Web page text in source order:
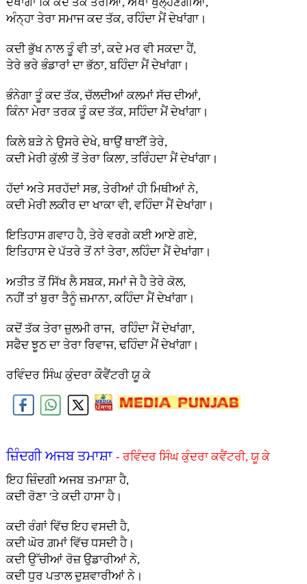
ਦੇਖਾਂਗਾ ਕਿ ਕਦ ਤੱਕ ਤੇਰੀਆਂ, ਅੱਖਾਂ ਖੁੱਲ੍ਹਣਗੀਆਂ,
ਅੰਨ੍ਹਾ ਤੇਰਾ ਸਮਾਜ ਕਦ ਤੱਕ, ਰਹਿੰਦਾ ਮੈਂ ਦੇਖਾਂਗਾ।
ਕਦੀ ਭੁੱਖ ਨਾਲ ਤੂੰ ਵੀ ਤਾਂ, ਕਦੇ ਮਰ ਵੀ ਸਕਦਾ ਹੈਂ,
ਤੇਰੇ ਭਰੇ ਭੰਡਾਰਾਂ ਦਾ ਭੱਠਾ, ਬਹਿੰਦਾ ਮੈਂ ਦੇਖਾਂਗਾ।
ਭੰਨੇਗਾ ਤੂੰ ਕਦ ਤੱਕ, ਚੱਲਦੀਆਂ ਕਲਮਾਂ ਸੱਚ ਦੀਆਂ,
ਕਿੰਨਾ ਮੇਰਾ ਤਰਕ ਤੂੰ ਕਦ ਤੱਕ, ਸਹਿੰਦਾ ਮੈਂ ਦੇਖਾਂਗਾ।
ਕਿਲੇ ਬੜੇ ਨੇ ਉਸਰੇ ਦੇਖੇ, ਥਾਉਂ ਥਾਈਂ ਤੇਰੇ,
ਕਦੀ ਮੇਰੀ ਕੁੱਲੀ ਤੋਂ ਤੇਰਾ ਕਿਲਾ, ਤਰਿੰਹਦਾ ਮੈਂ ਦੇਖਾਂਗਾ।
ਹੱਦਾਂ ਅਤੇ ਸਰਹੱਦਾਂ ਸਭ, ਤੇਰੀਆਂ ਹੀ ਮਿਥੀਆਂ ਨੇ,
ਕਦੀ ਮੇਰੀ ਲਕੀਰ ਦਾ ਖਾਕਾ ਵੀ, ਵਹਿੰਦਾ ਮੈਂ ਦੇਖਾਂਗਾ।
ਇਤਿਹਾਸ ਗਵਾਹ ਹੈ, ਤੇਰੇ ਵਰਗੇ ਕਈ ਆਏ ਗਏ,
ਇਤਿਹਾਸ ਦੇ ਪੱਤਰੇ ਤੋਂ ਨਾਂ ਤੇਰਾ, ਲਹਿੰਦਾ ਮੈਂ ਦੇਖਾਂਗਾ।
ਅਤੀਤ ਤੋਂ ਸਿੱਖ ਲੈ ਸਬਕ, ਸਮਾਂ ਜੇ ਹੈ ਤੇਰੇ ਕੋਲ,
ਨਹੀਂ ਤਾਂ ਬੁਰਾ ਤੈਨੂੰ ਜ਼ਮਾਨਾ, ਕਹਿੰਦਾ ਮੈਂ ਦੇਖਾਂਗਾ।
ਕਦੋਂ ਤੱਕ ਤੇਰਾ ਜ਼ੁਲਮੀ ਰਾਜ, ਰਹਿੰਦਾ ਮੈਂ ਦੇਖਾਂਗਾ,
ਸਫੈਦ ਝੂਠ ਦਾ ਤੇਰਾ ਰਿਵਾਜ, ਢਹਿੰਦਾ ਮੈਂ ਦੇਖਾਂਗਾ।
ਰਵਿੰਦਰ ਸਿੰਘ ਕੁੰਦਰਾ ਕੌਵੈਂਟਰੀ ਯੂ ਕੇ
ਜ਼ਿੰਦਗੀ ਅਜਬ ਤਮਾਸ਼ਾ - ਰਵਿੰਦਰ ਸਿੰਘ ਕੁੰਦਰਾ ਕਵੈਂਟਰੀ, ਯੂ ਕੇ
ਇਹ ਜ਼ਿੰਦਗੀ ਅਜਬ ਤਮਾਸ਼ਾ ਹੈ,
ਕਦੀ ਰੋਣਾ 'ਤੇ ਕਦੀ ਹਾਸਾ ਹੈ।
ਕਦੀ ਰੰਗਾਂ ਵਿੱਚ ਇਹ ਵਸਦੀ ਹੈ,
ਕਦੀ ਘੋਰ ਗ਼ਮਾਂ ਵਿੱਚ ਧਸਦੀ ਹੈ।
ਕਦੀ ਉੱਚੀਆਂ ਰੋਜ਼ ਉਡਾਰੀਆਂ ਨੇ,
ਕਦੀ ਧੁਰ ਪਤਾਲ ਦੁਸ਼ਵਾਰੀਆਂ ਨੇ।